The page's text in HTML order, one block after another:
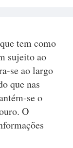
tem como
sujeito ao
se ao largo
que nas
se o
O